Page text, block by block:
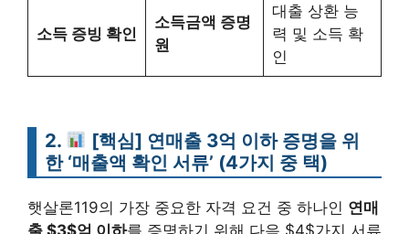
소득 증빙 확인
소득금액 증명
원
대출 상환 능
력 및 소득 확
인
2.
[핵심] 연매출 3억 이하 증명을 위
한 ‘매출액 확인 서류’ (4가지 중 택)
햇살론119의 가장 중요한 자격 요건 중 하나인 연매